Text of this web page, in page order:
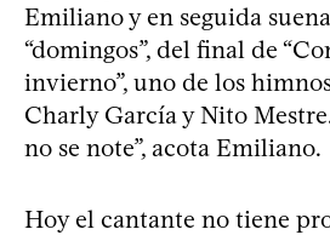
Emiliano y en seguida
“domingos”, del final de
invierno”, uno de los
Charly García y Nito
no se note”, acota Emiliano.
Hoy el cantante no tiene